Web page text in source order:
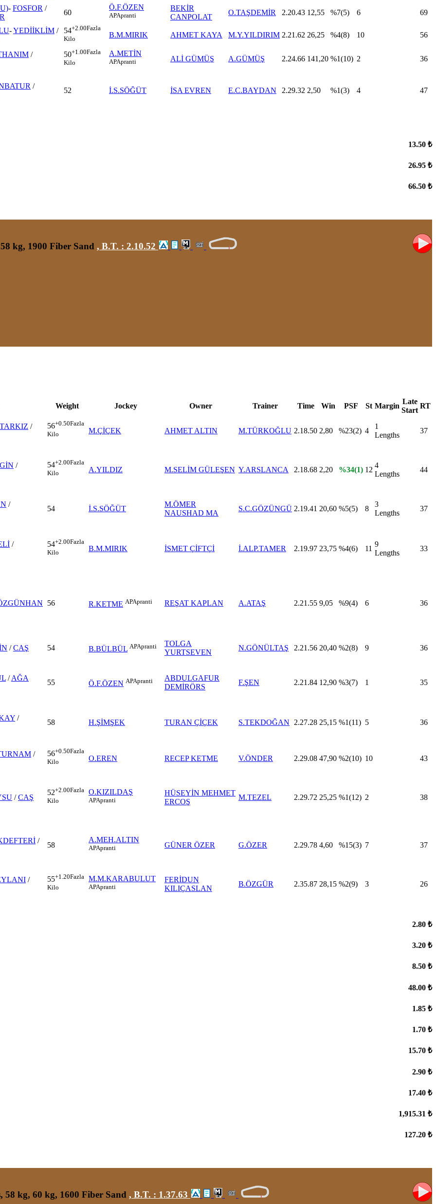
- FOSFOR /
60
Ö.F.ÖZEN
APApranti
BEKİR
CANPOLAT
O.TAŞDEMİR 2.20.43 12,55 %7(5) 6 69
-YEDİİKLİM /
54+2.00Fazla
Kilo
B.M.MIRIK AHMET KAYA M.Y.YILDIRIM 2.21.62 26,25 %4(8) 10 56
/
50+1.00Fazla
Kilo
A.METİN
APApranti ALİ GÜMÜŞ A.GÜMÜŞ 2.24.66 141,20 %1(10) 2 36
/
52 İ.S.SÖĞÜT İSA EVREN E.C.BAYDAN 2.29.32 2,50 %1(3) 4 47
13.50 ₺
26.95 ₺
66.50 ₺
kg, 1900 Fiber Sand , B.T. : 2.10.52
Weight Jockey Owner Trainer Time Win PSF St Margin
Late
Start
RT
/
56+0.50Fazla
Kilo
M.ÇİÇEK AHMET ALTIN M.TÜRKOĞLU 2.18.50 2,80 %23(2) 4
1
Lengths
37
/
54+2.00Fazla
Kilo
A.YILDIZ M.SELİM GÜLEŞEN Y.ARSLANCA 2.18.68 2,20 %34(1) 12
4
Lengths
44
/
54 İ.S.SÖĞÜT
M.ÖMER
NAUSHAD MA
S.C.GÖZÜNGÜ 2.19.41 20,60 %5(5) 8
3
Lengths
37
/
54+2.00Fazla
Kilo
B.M.MIRIK İSMET ÇİFTÇİ İ.ALP.TAMER 2.19.97 23,75 %4(6) 11
9
Lengths
33
56 R.KETME APApranti REŞAT KAPLAN A.ATAŞ 2.21.55 9,05 %9(4) 6 36
/CAŞ 54 B.BÜLBÜL APApranti
TOLGA
YURTSEVEN
N.GÖNÜLTAŞ 2.21.56 20,40 %2(8) 9 36
/AĞA
55 Ö.F.ÖZEN APApranti
ABDULGAFUR
DEMİRÖRS
F.ŞEN 2.21.84 12,90 %3(7) 1 35
/
58 H.ŞİMŞEK TURAN ÇİÇEK S.TEKDOĞAN 2.27.28 25,15 %1(11) 5 36
/
56+0.50Fazla
Kilo
O.EREN RECEP KETME V.ÖNDER 2.29.08 47,90 %2(10) 10 43
/CAŞ
52+2.00Fazla
Kilo
O.KIZILDAŞ
APApranti
HÜSEYİN MEHMET
ERCOŞ
M.TEZEL 2.29.72 25,25 %1(12) 2 38
/
58
A.MEH.ALTIN
APApranti GÜNER ÖZER G.ÖZER 2.29.78 4,60 %15(3) 7 37
/
55+1.20Fazla
Kilo
M.M.KARABULUT
APApranti
FERİDUN
KILIÇASLAN
B.ÖZGÜR 2.35.87 28,15 %2(9) 3 26
2.80 ₺
3.20 ₺
8.50 ₺
48.00 ₺
1.85 ₺
1.70 ₺
15.70 ₺
2.90 ₺
17.40 ₺
1,915.31 ₺
127.20 ₺
58 kg, 60 kg, 1600 Fiber Sand , B.T. : 1.37.63